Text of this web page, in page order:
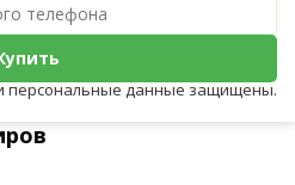
персональные данные защищены.